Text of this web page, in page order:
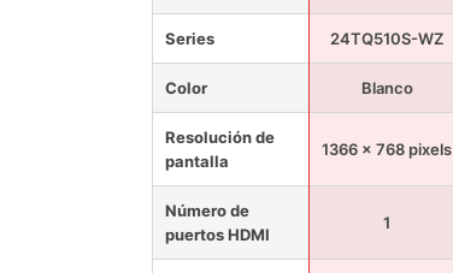
Series 24TQ510S-WZ
Color Blanco
Resolución de
pantalla
1366 x 768 pixels
Número de
puertos HDMI
1